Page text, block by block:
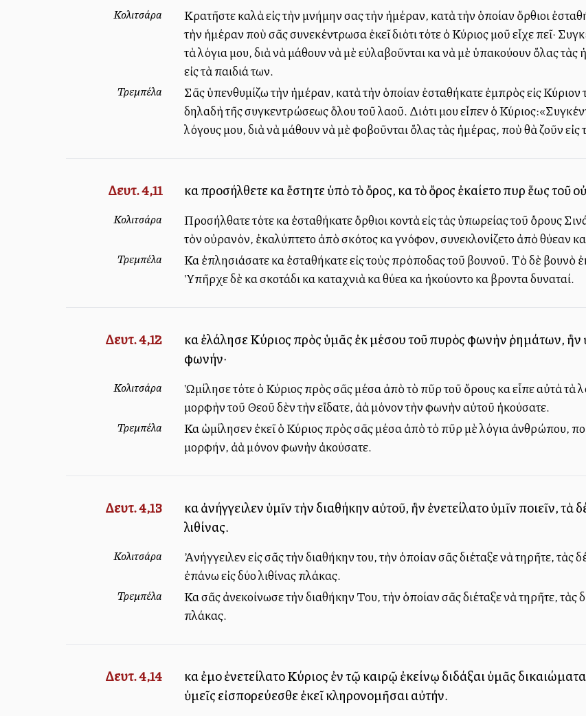
Κολιτσάρα
Κρατῆστε καλὰ εἰς τὴν μνήμην σας τὴν ἡμέραν, κατὰ τὴν ὁποίαν ὄρθιοι
τὴν ἡμέραν ποὺ σᾶς συνεκέντρωσα ἐκεῖ διότι τότε ὁ Κύριος μοῦ εἶχε πεῖ·
τὰ λόγια μου, διὰ νὰ μάθουν νὰ μὲ εὐλαβοῦνται καὶ νὰ μὲ ὑπακούουν ὅλας τὰς
εἰς τὰ παιδιά των.
Τρεμπέλα
Σᾶς ὑπενθυμίζω τὴν ἡμέραν, κατὰ τὴν ὁποίαν ἐσταθήκατε ἐμπρὸς εἰς
δηλαδὴ τῆς συγκεντρώσεως ὅλου τοῦ λαοῦ. Διότι μου εἶπεν ὁ
λόγους μου, διὰ νὰ μάθουν νὰ μὲ φοβοῦνται ὅλας τὰς ἡμέρας, ποὺ θὰ ζοῦν εἰς
Δευτ. 4,11 καὶ προσήλθετε καὶ ἔστητε ὑπὸ τὸ ὄρος, καὶ τὸ ὄρος ἐκαίετο πυρὶ ἕως
Κολιτσάρα
Προσήλθατε τότε καὶ ἐσταθήκατε ὄρθιοι κοντὰ εἰς τὰς ὑπωρείας τοῦ ὄρους
τὸν οὐρανόν, ἐκαλύπτετο ἀπὸ σκότος καὶ γνόφον, συνεκλονίζετο ἀπὸ θύελλαν
Τρεμπέλα
Καὶ ἐπλησιάσατε καὶ ἐσταθήκατε εἰς τοὺς πρόποδας τοῦ βουνοῦ. Τὸ δὲ
Ὑπῆρχε δὲ καὶ σκοτάδι καὶ καταχνιὰ καὶ θύελλα καὶ ἠκούοντο καὶ βρονταὶ δυναταί.
Δευτ. 4,12
καὶ ἐλάλησε Κύριος πρὸς ὑμᾶς ἐκ μέσου τοῦ πυρὸς φωνὴν ῥημάτων, ἣν
φωνήν·
Κολιτσάρα
Ὡμίλησε τότε ὁ Κύριος πρὸς σᾶς μέσα ἀπὸ τὸ πῦρ τοῦ ὄρους καὶ εἶπε αὐτὰ τὰ
μορφὴν τοῦ Θεοῦ δὲν τὴν εἴδατε, ἀλλὰ μόνον τὴν φωνὴν αὐτοῦ ἡκούσατε.
Τρεμπέλα
Καὶ ὡμίλησεν ἐκεῖ ὁ Κύριος πρὸς σᾶς μέσα ἀπὸ τὸ πῦρ μὲ λόγια ἀνθρώπου,
μορφήν, ἀλλὰ μόνον φωνὴν ἀκούσατε.
Δευτ. 4,13
καὶ ἀνήγγειλεν ὑμῖν τὴν διαθήκην αὐτοῦ, ἣν ἐνετείλατο ὑμῖν ποιεῖν,
λιθίνας.
Κολιτσάρα
Ἀνήγγειλεν εἰς σᾶς τὴν διαθήκην του, τὴν ὁποίαν σᾶς διέταξε νὰ τηρῆτε, τὰς
ἐπάνω εἰς δύο λιθίνας πλάκας.
Τρεμπέλα
Καὶ σᾶς ἀνεκοίνωσε τὴν διαθήκην Του, τὴν ὁποίαν σᾶς διέταξε νὰ τηρῆτε, τὰς
πλάκας.
Δευτ. 4,14
καὶ ἐμοὶ ἐνετείλατο Κύριος ἐν τῷ καιρῷ ἐκείνῳ διδάξαι ὑμᾶς
ὑμεῖς εἰσπορεύεσθε ἐκεῖ κληρονομῆσαι αὐτήν.